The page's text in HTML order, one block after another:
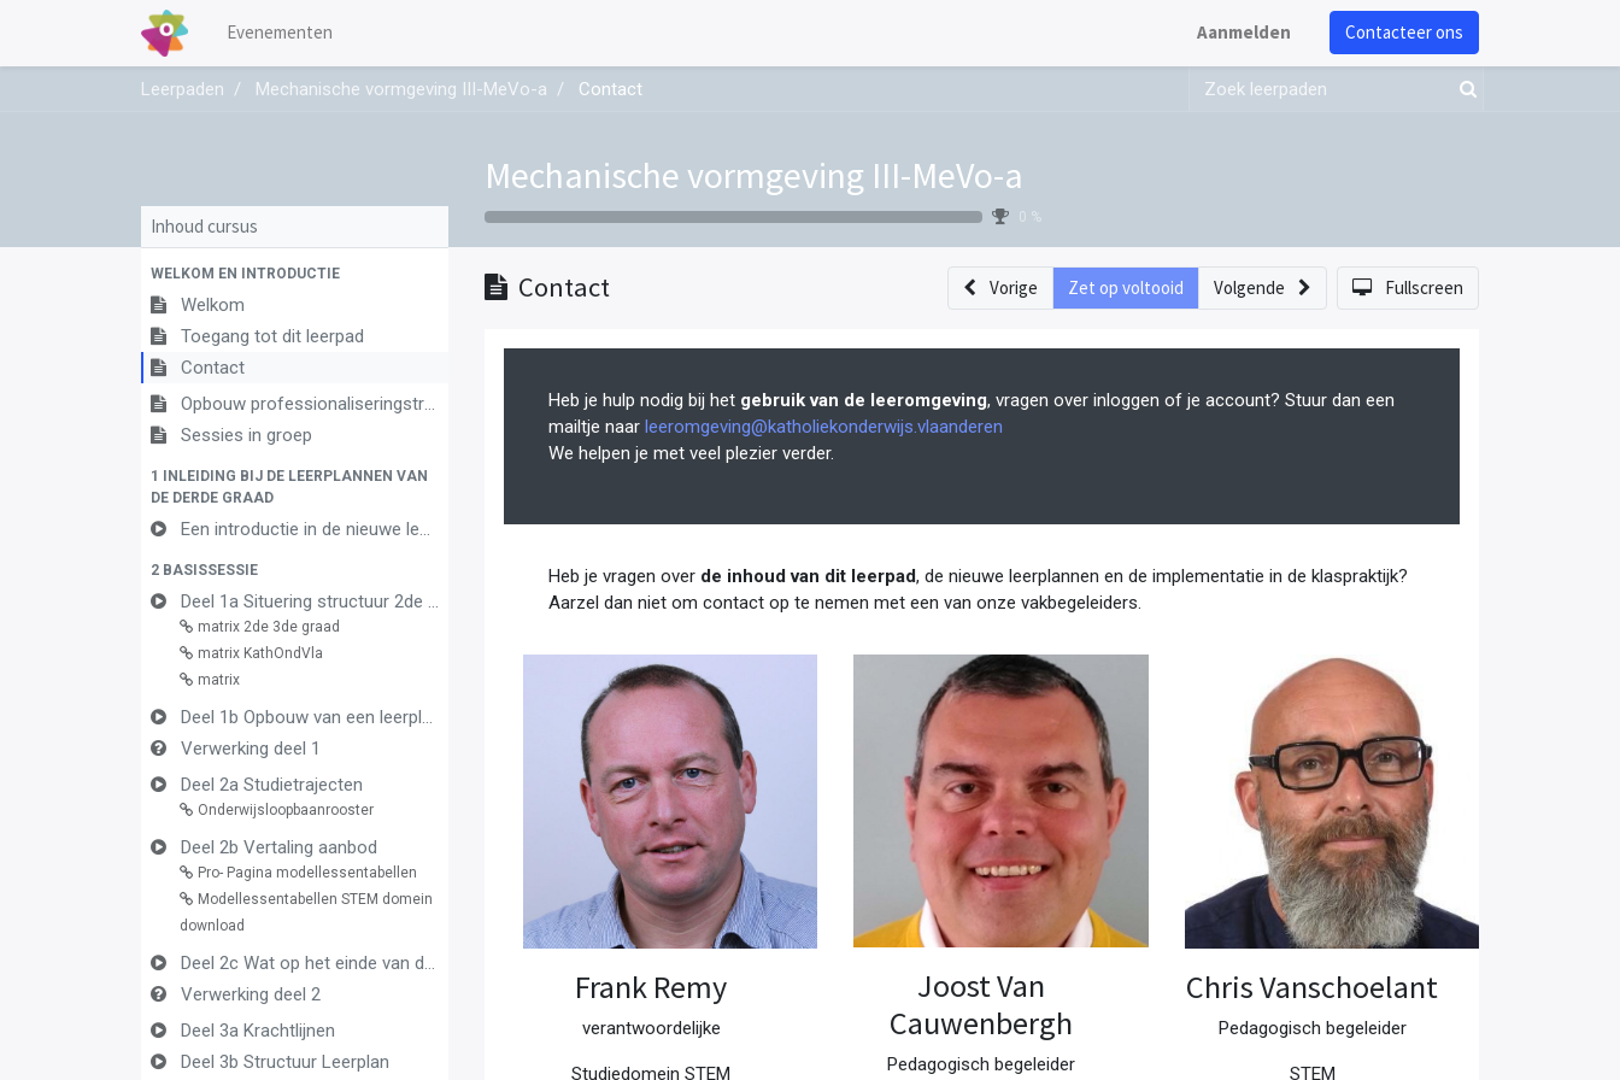
Evenementen Aanmelden Contacteer ons
Leerpaden Mechanische vormgeving III-MeVo-a Contact
Mechanische vormgeving III-MeVo-a
0 %
Inhoud cursus
WELKOM EN INTRODUCTIE
Welkom
Toegang tot dit leerpad
Contact
Opbouw professionaliseringstraject
Sessies in groep
1 INLEIDING BIJ DE LEERPLANNEN VAN
DE DERDE GRAAD
Een introductie in de nieuwe leerplannen van de derde graad
2 BASISSESSIE
Deel 1a Situering structuur 2de en 3de graad
matrix 2de 3de graad
matrix KathOndVla
matrix
Deel 1b Opbouw van een leerplan vormingsconcept
Verwerking deel 1
Deel 2a Studietrajecten
Onderwijsloopbaanrooster
Deel 2b Vertaling aanbod
Pro- Pagina modellessentabellen
Modellessentabellen STEM domein
download
Deel 2c Wat op het einde van de graad
Verwerking deel 2
Deel 3a Krachtlijnen
Deel 3b Structuur Leerplan
Contact Vorige Zet op voltooid Volgende Fullscreen
Heb je hulp nodig bij het gebruik van de leeromgeving, vragen over inloggen of je account? Stuur dan een
mailtje naar leeromgeving@katholiekonderwijs.vlaanderen
We helpen je met veel plezier verder.
Heb je vragen over de inhoud van dit leerpad, de nieuwe leerplannen en de implementatie in de klaspraktijk?
Aarzel dan niet om contact op te nemen met een van onze vakbegeleiders.
Frank Remy
verantwoordelijke
Studiedomein STEM
Joost Van
Cauwenbergh
Pedagogisch begeleider
Chris Vanschoelant
Pedagogisch begeleider
STEM